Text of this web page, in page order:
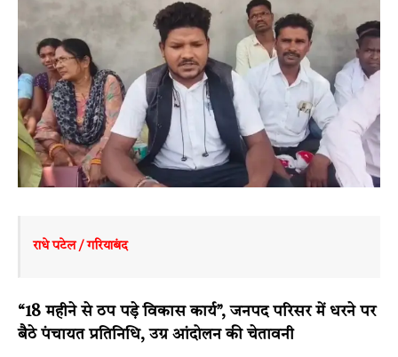
राधे पटेल / गरियाबंद
“18 महीने से ठप पड़े विकास कार्य”, जनपद परिसर में धरने पर
बैठे पंचायत प्रतिनिधि, उग्र आंदोलन की चेतावनी